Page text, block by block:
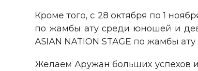
Кроме того, с 28 октября по 1
по жамбы ату среди юношей и
ASIAN NATION STAGE по жамбы
Желаем Аружан больших успехов